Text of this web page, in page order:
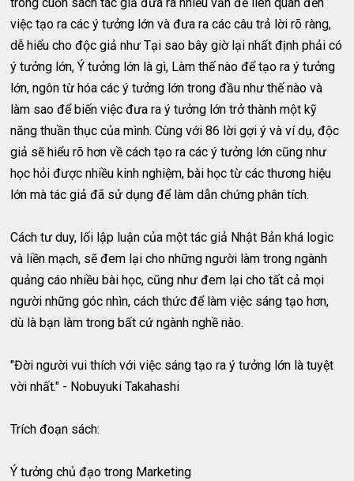
việc tạo ra các ý tưởng lớn và đưa ra các câu trả lời rõ ràng,
dễ hiểu cho độc giả như Tại sao bây giờ lại nhất định phải có
ý tưởng lớn, Ý tưởng lớn là gì, Làm thế nào để tạo ra ý tưởng
lớn, ngôn từ hóa các ý tưởng lớn trong đầu như thế nào và
làm sao để biến việc đưa ra ý tưởng lớn trở thành một kỹ
năng thuần thục của mình. Cùng với 86 lời gợi ý và ví dụ, độc
giả sẽ hiểu rõ hơn về cách tạo ra các ý tưởng lớn cũng như
học hỏi được nhiều kinh nghiệm, bài học từ các thương hiệu
lớn mà tác giả đã sử dụng để làm dẫn chứng phân tích.
Cách tư duy, lối lập luận của một tác giả Nhật Bản khá logic
và liền mạch, sẽ đem lại cho những người làm trong ngành
quảng cáo nhiều bài học, cũng như đem lại cho tất cả mọi
người những góc nhìn, cách thức để làm việc sáng tạo hơn,
dù là bạn làm trong bất cứ ngành nghề nào.
"Đời người vui thích với việc sáng tạo ra ý tưởng lớn là tuyệt
vời nhất." - Nobuyuki Takahashi
Trích đoạn sách:
Ý tưởng chủ đạo trong Marketing